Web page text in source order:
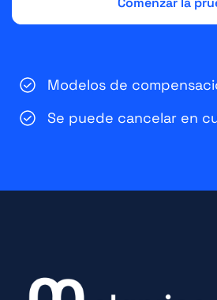
Modelos de
Se puede cancelar en